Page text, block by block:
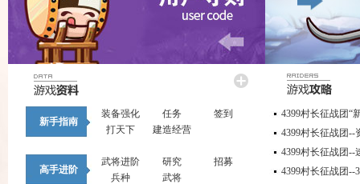
新手指南
装备强化 任务
签到
打天下
建造经营
高手进阶
武将进阶 研究
招募
兵种
武将
4399村长征战团“
4399村长征战团--
4399村长征战团--
4399村长征战团--